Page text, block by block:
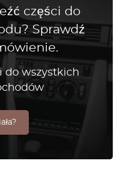
części do
Sprawdź
do wszystkich